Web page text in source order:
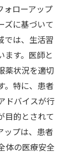
ォローアップ
ズに基づいて
では、生活習
ます。医師と
薬状況を適切
。特に、患者
ドバイスが行
目的とされて
ップは、患者
体の医療安全